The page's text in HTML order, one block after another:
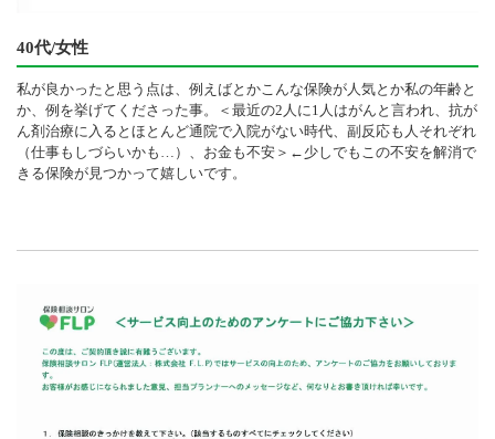
40代/女性
私が良かったと思う点は、例えばとかこんな保険が人気とか私の年齢と
か、例を挙げてくださった事。＜最近の2人に1人はがんと言われ、抗が
ん剤治療に入るとほとんど通院で入院がない時代、副反応も人それぞれ
（仕事もしづらいかも…）、お金も不安＞←少しでもこの不安を解消で
きる保険が見つかって嬉しいです。